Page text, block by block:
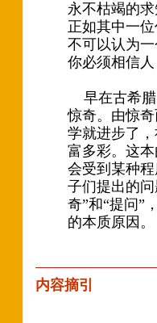
永不枯竭的
正如其中一
不可以认为
你必须相信
早在古希腊
惊奇。由惊
学就进步了
富多彩。这
会受到某种
子们提出的
奇”和“提问”
的本质原因。
内容摘引